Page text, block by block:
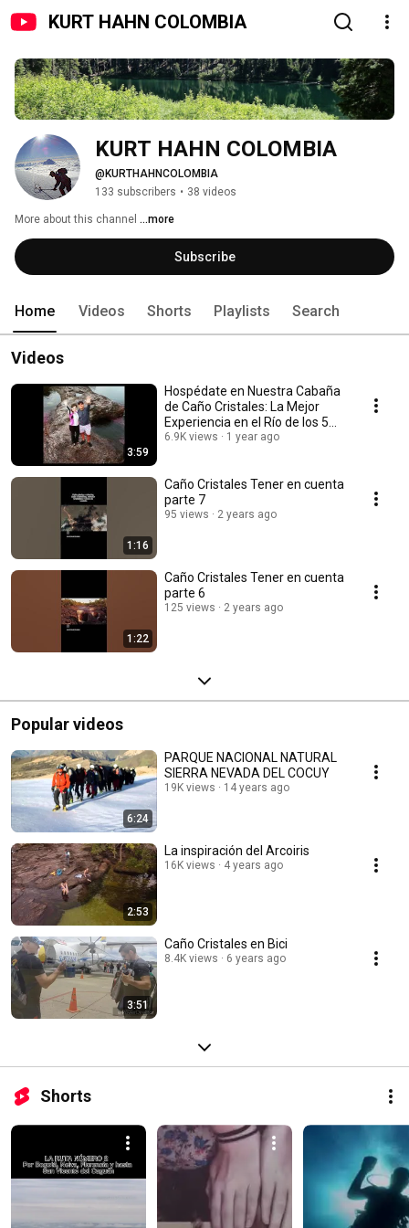
KURT HAHN COLOMBIA
KURT HAHN COLOMBIA
@KURTHAHNCOLOMBIA
133 subscribers • 38 videos
More about this channel ...more
Subscribe
Home Videos Shorts Playlists Search
Videos
3:59
Hospédate en Nuestra Cabaña
de Caño Cristales: La Mejor
Experiencia en el Río de los 5
Colores
6.9K views 1 year ago
1:16
Caño Cristales Tener en cuenta
parte 7
95 views 2 years ago
1:22
Caño Cristales Tener en cuenta
parte 6
125 views 2 years ago
Popular videos
6:24
PARQUE NACIONAL NATURAL
SIERRA NEVADA DEL COCUY
19K views 14 years ago
2:53
La inspiración del Arcoiris
16K views 4 years ago
3:51
Caño Cristales en Bici
8.4K views 6 years ago
Shorts